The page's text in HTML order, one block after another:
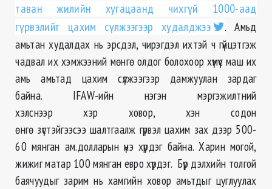
таван жилийн хугацаанд чихгүй 1000-аад
гүрвэлийг цахим сүлжээгээр худалджээ
. Амьд
амьтан худалдах нь эрсдэл, чирэгдэл ихтэй ч гүйцэтгэж
чадвал их хэмжээний мөнгө олдог болохоор хүмүүс маш их
амь амьтад цахим сүлжээгээр дамжуулан зардаг
байна. IFAW-ийн нэгэн мэргэжилтний
хэлснээр хэр ховор, хэн содон
өнгө зүстэйгээсээ шалтгаалж гүрвэл цахим зах дээр 500-
60 мянган ам.долларын үнэ хүрдэг байна. Харин могой,
жижиг матар 100 мянган евро хүрдэг. Бүр дэлхийн толгой
баячуудыг зарим нь хамгийн ховор амьтдыг цуглуулах